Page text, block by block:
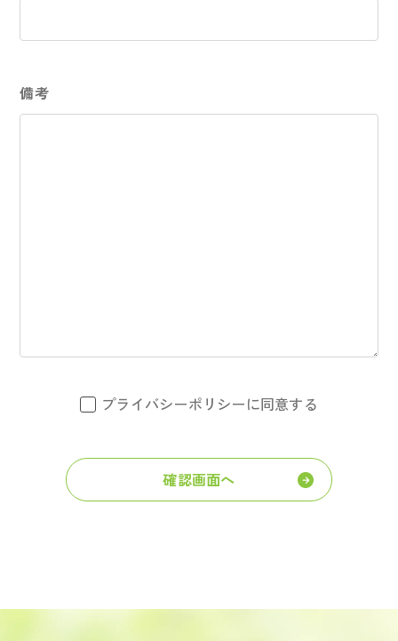
備考
プライバシーポリシーに同意する